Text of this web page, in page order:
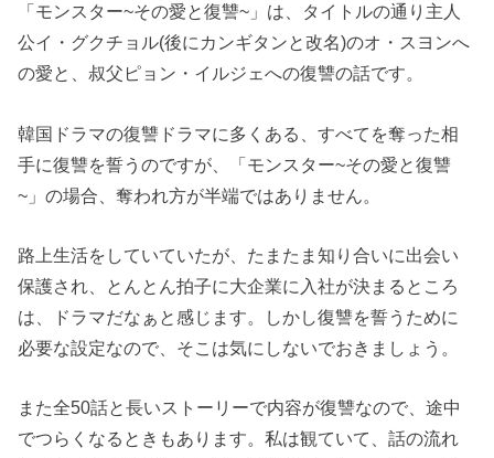
「モンスター~その愛と復讐~」は、タイトルの通り主人
公イ・グクチョル(後にカンギタンと改名)のオ・スヨンへ
の愛と、叔父ピョン・イルジェへの復讐の話です。
韓国ドラマの復讐ドラマに多くある、すべてを奪った相
手に復讐を誓うのですが、「モンスター~その愛と復讐
~」の場合、奪われ方が半端ではありません。
路上生活をしていていたが、たまたま知り合いに出会い
保護され、とんとん拍子に大企業に入社が決まるところ
は、ドラマだなぁと感じます。しかし復讐を誓うために
必要な設定なので、そこは気にしないでおきましょう。
また全50話と長いストーリーで内容が復讐なので、途中
でつらくなるときもあります。私は観ていて、話の流れ